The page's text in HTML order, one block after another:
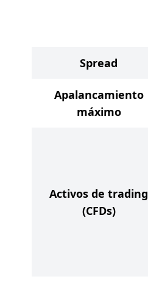
Spread
Apalancamiento
máximo
Activos de trading
(CFDs)